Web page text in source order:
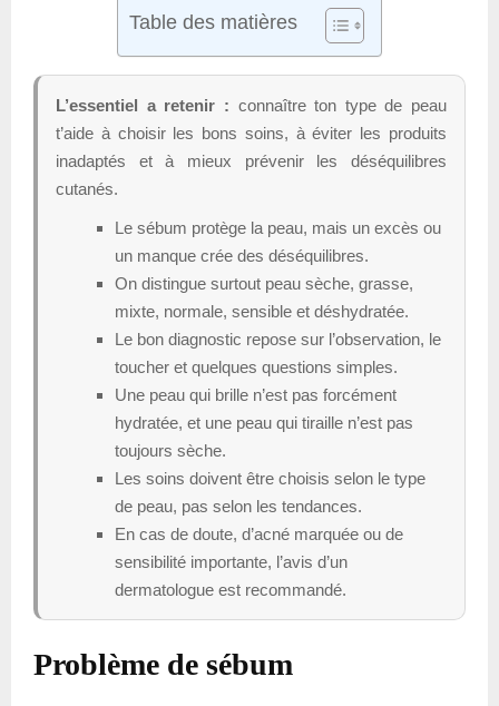
Table des matières
L’essentiel a retenir : connaître ton type de peau
t’aide à choisir les bons soins, à éviter les produits
inadaptés et à mieux prévenir les déséquilibres
cutanés.
Le sébum protège la peau, mais un excès ou
un manque crée des déséquilibres.
On distingue surtout peau sèche, grasse,
mixte, normale, sensible et déshydratée.
Le bon diagnostic repose sur l’observation, le
toucher et quelques questions simples.
Une peau qui brille n’est pas forcément
hydratée, et une peau qui tiraille n’est pas
toujours sèche.
Les soins doivent être choisis selon le type
de peau, pas selon les tendances.
En cas de doute, d’acné marquée ou de
sensibilité importante, l’avis d’un
dermatologue est recommandé.
Problème de sébum